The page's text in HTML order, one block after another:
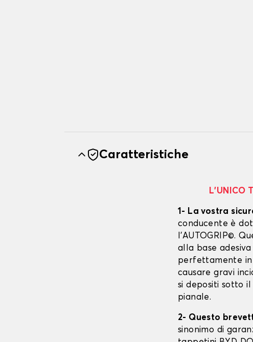
Caratteristiche
L’UNICO
1- La vostra
conducente è
l’AUTOGRIP©.
alla base
perfettamente in
causare gravi
si depositi sotto
pianale.
2- Questo
sinonimo di